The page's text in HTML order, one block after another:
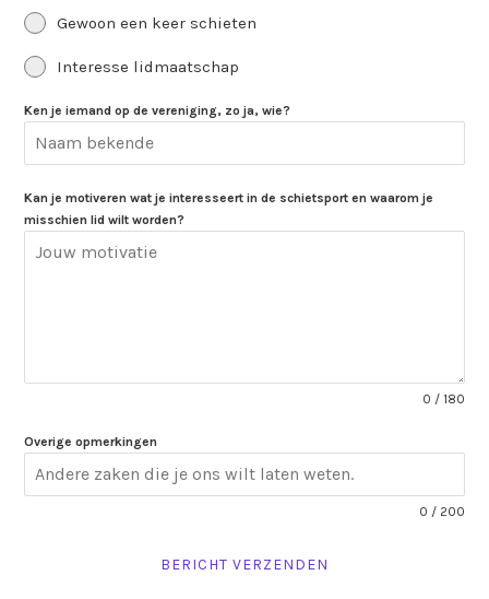
Gewoon een keer schieten
Interesse lidmaatschap
Ken je iemand op de vereniging, zo ja, wie?
Kan je motiveren wat je interesseert in de schietsport en waarom je
misschien lid wilt worden?
0 / 180
Overige opmerkingen
0 / 200
BERICHT VERZENDEN